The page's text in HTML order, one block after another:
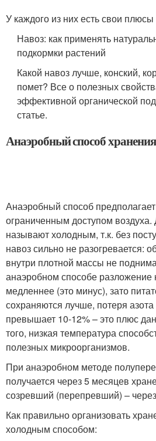
У каждого из них есть свои
Навоз: как применять
подкормки растений
Какой навоз лучше, конский,
помет? Все о полезных
эффективной органической
статье.
Анаэробный способ
Анаэробный способ
ограниченным доступом
называют холодным, т.к. без
навоз сильно не разогревается:
внутри плотной массы не
анаэробном способе разложение
медленнее (это минус), зато
сохраняются лучше, потеря
превышает 10-12% – это плюс
того, низкая температура
полезных микроорганизмов.
При анаэробном методе
получается через 5 месяцев
созревший (перепревший) –
Как правильно организовать
холодным способом: